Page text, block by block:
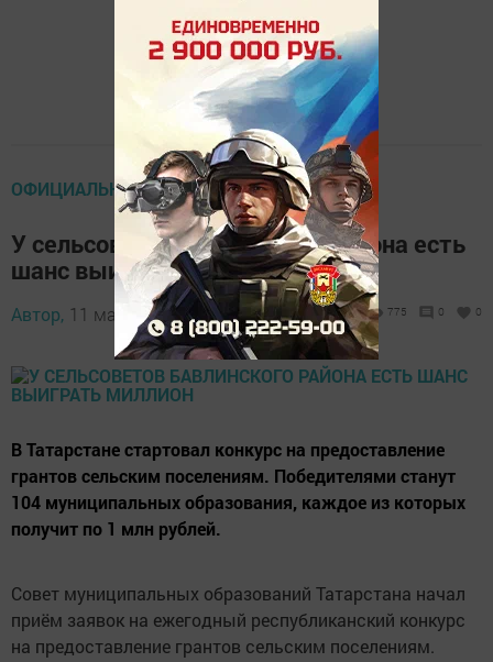
ОФИЦИАЛЬНО
У сельсоветов Бавлинского района есть
шанс выиграть миллион
Автор, 11 марта 2017 - 05:14 775 0 0
В Татарстане стартовал конкурс на предоставление
грантов сельским поселениям. Победителями станут
104 муниципальных образования, каждое из которых
получит по 1 млн рублей.
Совет муниципальных образований Татарстана начал
приём заявок на ежегодный республиканский конкурс
на предоставление грантов сельским поселениям.